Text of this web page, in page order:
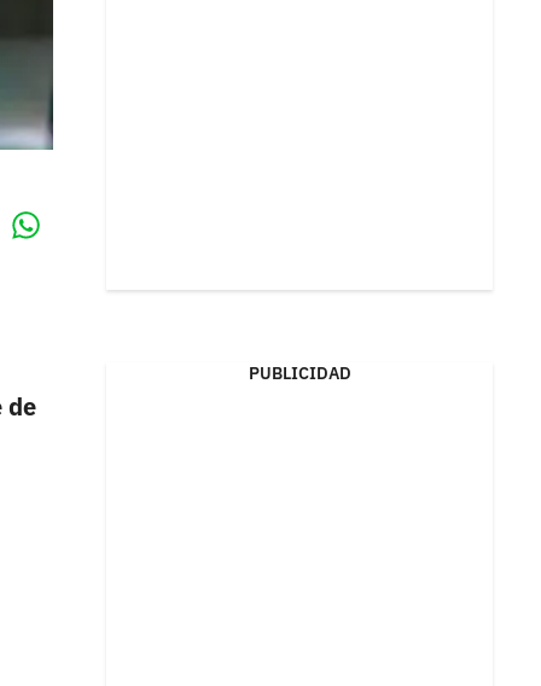
de
PUBLICIDAD